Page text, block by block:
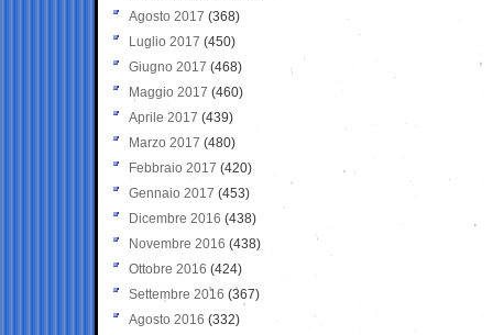
Agosto 2017 (368)
Luglio 2017 (450)
Giugno 2017 (468)
Maggio 2017 (460)
Aprile 2017 (439)
Marzo 2017 (480)
Febbraio 2017 (420)
Gennaio 2017 (453)
Dicembre 2016 (438)
Novembre 2016 (438)
Ottobre 2016 (424)
Settembre 2016 (367)
Agosto 2016 (332)